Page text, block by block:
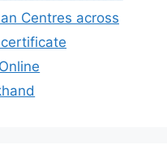
Centres across